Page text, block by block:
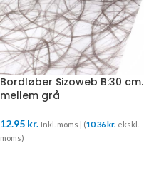
Bordløber Sizoweb B:30 cm.
mellem grå
12.95 kr. Inkl. moms | (10.36kr. ekskl.
moms)